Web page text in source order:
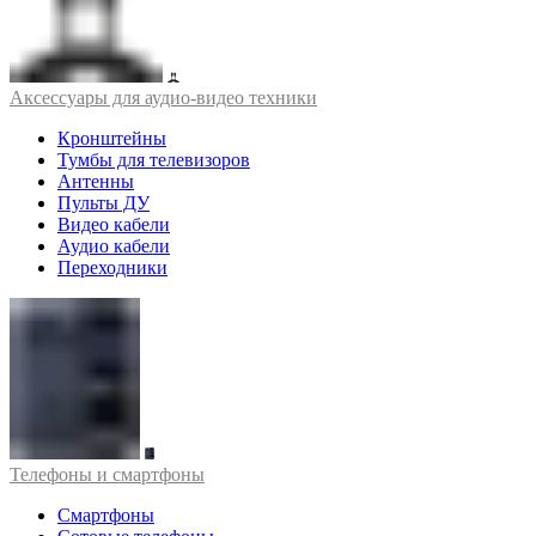
Аксессуары для аудио-видео техники
Кронштейны
Тумбы для телевизоров
Антенны
Пульты ДУ
Видео кабели
Аудио кабели
Переходники
Телефоны и смартфоны
Смартфоны